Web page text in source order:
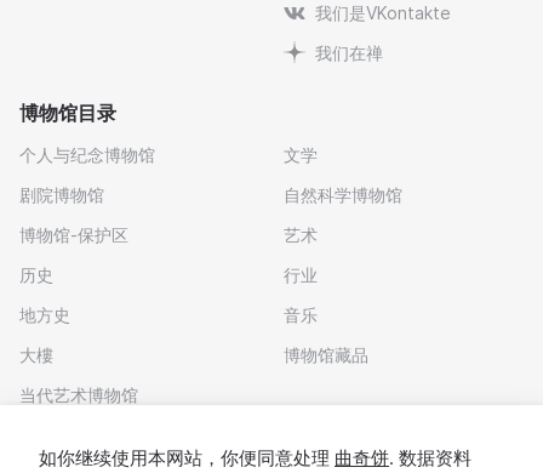
我们是VKontakte
我们在禅
博物馆目录
个人与纪念博物馆
剧院博物馆
博物馆-保护区
历史
地方史
大樓
当代艺术博物馆
文学
自然科学博物馆
艺术
行业
音乐
博物馆藏品
如你继续使用本网站，你便同意处理 曲奇饼. 数据资料